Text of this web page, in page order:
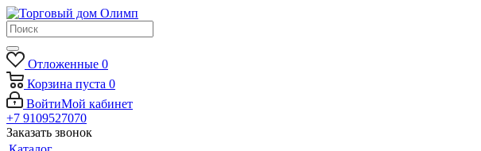
Отложенные 0
Корзина пуста 0
ВойтиМой кабинет
+7 9109527070
Заказать звонок